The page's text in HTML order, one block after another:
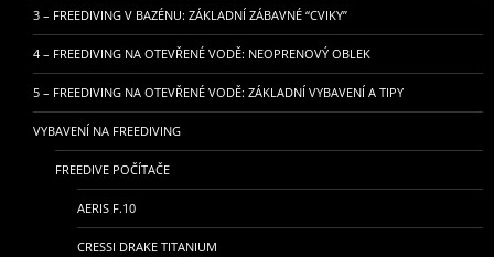
3 – FREEDIVING V BAZÉNU: ZÁKLADNÍ ZÁBAVNÉ “CVIKY”
4 – FREEDIVING NA OTEVŘENÉ VODĚ: NEOPRENOVÝ OBLEK
5 – FREEDIVING NA OTEVŘENÉ VODĚ: ZÁKLADNÍ VYBAVENÍ A TIPY
VYBAVENÍ NA FREEDIVING
FREEDIVE POČÍTAČE
AERIS F.10
CRESSI DRAKE TITANIUM